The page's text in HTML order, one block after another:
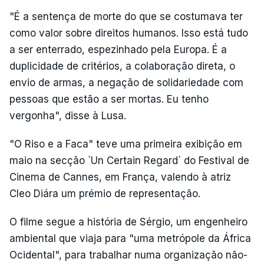
"É a sentença de morte do que se costumava ter
como valor sobre direitos humanos. Isso está tudo
a ser enterrado, espezinhado pela Europa. É a
duplicidade de critérios, a colaboração direta, o
envio de armas, a negação de solidariedade com
pessoas que estão a ser mortas. Eu tenho
vergonha", disse à Lusa.
"O Riso e a Faca" teve uma primeira exibição em
maio na secção `Un Certain Regard` do Festival de
Cinema de Cannes, em França, valendo à atriz
Cleo Diára um prémio de representação.
O filme segue a história de Sérgio, um engenheiro
ambiental que viaja para "uma metrópole da África
Ocidental", para trabalhar numa organização não-